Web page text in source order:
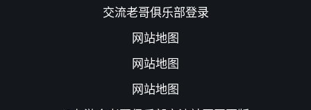
交流老哥俱乐部登录
网站地图
网站地图
网站地图